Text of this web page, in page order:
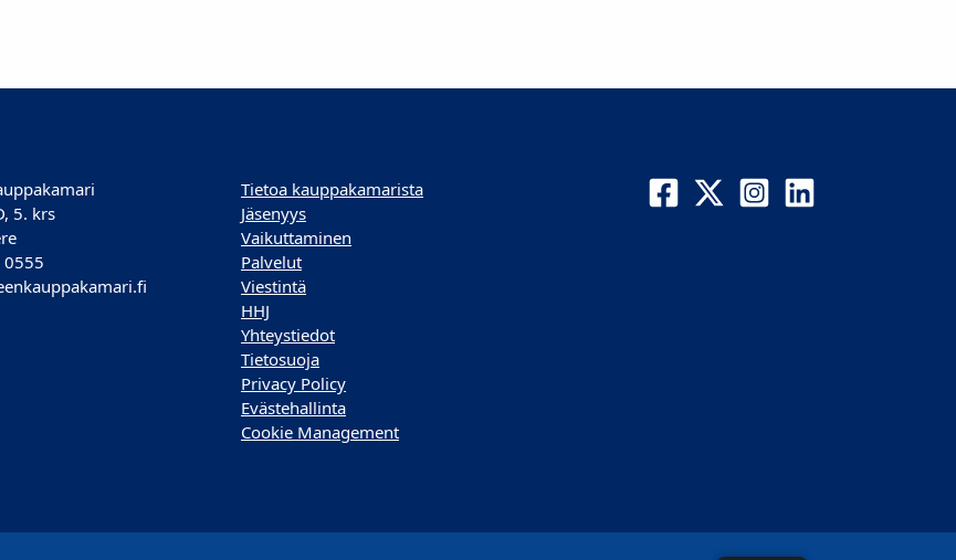
5. krs
0555
Tietoa kauppakamarista
Jäsenyys
Vaikuttaminen
Palvelut
Viestintä
HHJ
Yhteystiedot
Tietosuoja
Privacy Policy
Evästehallinta
Cookie Management